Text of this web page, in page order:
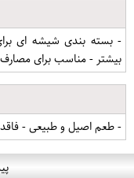
بیشتر - مناسب برای
- طعم اصیل و طبیعی - فاقد